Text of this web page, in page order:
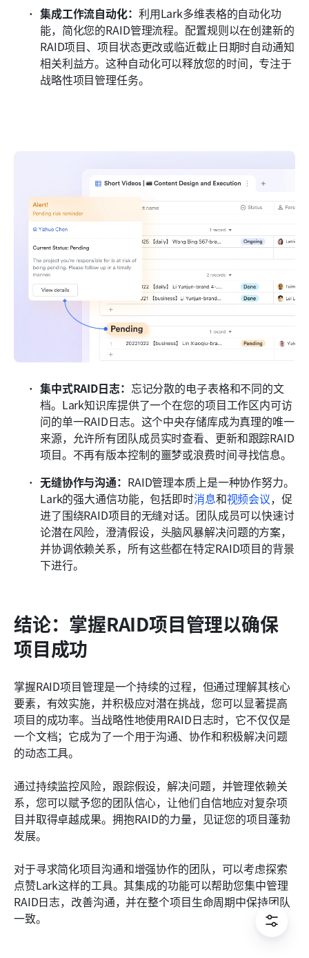
集成工作流自动化： 利用Lark多维表格的自动化功
能，简化您的RAID管理流程。配置规则以在创建新的
RAID项目、项目状态更改或临近截止日期时自动通知
相关利益方。这种自动化可以释放您的时间，专注于
战略性项目管理任务。
集中式RAID日志： 忘记分散的电子表格和不同的文
档。Lark知识库提供了一个在您的项目工作区内可访
问的单一RAID日志。这个中央存储库成为真理的唯一
来源，允许所有团队成员实时查看、更新和跟踪RAID
项目。不再有版本控制的噩梦或浪费时间寻找信息。
无缝协作与沟通： RAID管理本质上是一种协作努力。
Lark的强大通信功能，包括即时消息和视频会议，促
进了围绕RAID项目的无缝对话。团队成员可以快速讨
论潜在风险，澄清假设，头脑风暴解决问题的方案，
并协调依赖关系，所有这些都在特定RAID项目的背景
下进行。
结论：掌握RAID项目管理以确保
项目成功
掌握RAID项目管理是一个持续的过程，但通过理解其核心
要素，有效实施，并积极应对潜在挑战，您可以显著提高
项目的成功率。当战略性地使用RAID日志时，它不仅仅是
一个文档；它成为了一个用于沟通、协作和积极解决问题
的动态工具。
通过持续监控风险，跟踪假设，解决问题，并管理依赖关
系，您可以赋予您的团队信心，让他们自信地应对复杂项
目并取得卓越成果。拥抱RAID的力量，见证您的项目蓬勃
发展。
对于寻求简化项目沟通和增强协作的团队，可以考虑探索
点赞Lark这样的工具。其集成的功能可以帮助您集中管理
RAID日志，改善沟通，并在整个项目生命周期中保持团队
一致。